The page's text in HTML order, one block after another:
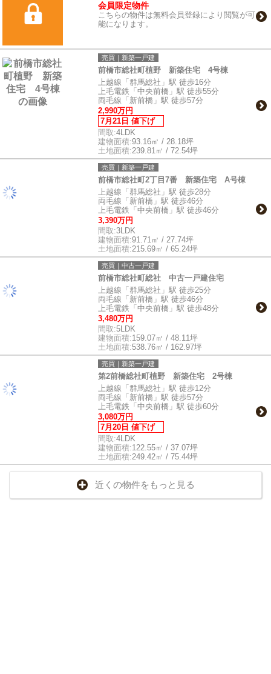
会員限定物件
こちらの物件は無料会員登録により閲覧が可
能になります。
売買｜新築一戸建
前橋市総社町植野 新築住宅 4号棟
上越線「群馬総社」駅 徒歩16分
上毛電鉄「中央前橋」駅 徒歩55分
両毛線「新前橋」駅 徒歩57分
2,990万円
7月21日 値下げ
間取:4LDK
建物面積:93.16㎡ / 28.18坪
土地面積:239.81㎡ / 72.54坪
売買｜新築一戸建
前橋市総社町2丁目7番 新築住宅 A号棟
上越線「群馬総社」駅 徒歩28分
両毛線「新前橋」駅 徒歩46分
上毛電鉄「中央前橋」駅 徒歩46分
3,390万円
間取:3LDK
建物面積:91.71㎡ / 27.74坪
土地面積:215.69㎡ / 65.24坪
売買｜中古一戸建
前橋市総社町総社 中古一戸建住宅
上越線「群馬総社」駅 徒歩25分
両毛線「新前橋」駅 徒歩46分
上毛電鉄「中央前橋」駅 徒歩48分
3,480万円
間取:5LDK
建物面積:159.07㎡ / 48.11坪
土地面積:538.76㎡ / 162.97坪
売買｜新築一戸建
第2前橋総社町植野 新築住宅 2号棟
上越線「群馬総社」駅 徒歩12分
両毛線「新前橋」駅 徒歩57分
上毛電鉄「中央前橋」駅 徒歩60分
3,080万円
7月20日 値下げ
間取:4LDK
建物面積:122.55㎡ / 37.07坪
土地面積:249.42㎡ / 75.44坪
近くの物件をもっと見る